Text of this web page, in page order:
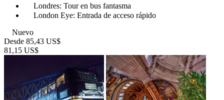
Londres: Tour en bus fantasma
London Eye: Entrada de acceso rápido
Nuevo
Desde 85,43 US$
81,15 US$